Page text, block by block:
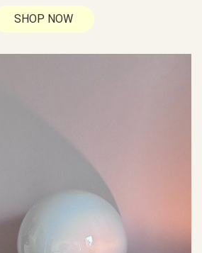
SHOP NOW